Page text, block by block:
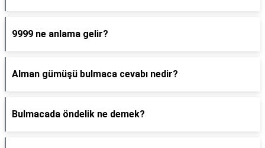
9999 ne anlama gelir?
Alman gümüşü bulmaca cevabı nedir?
Bulmacada öndelik ne demek?